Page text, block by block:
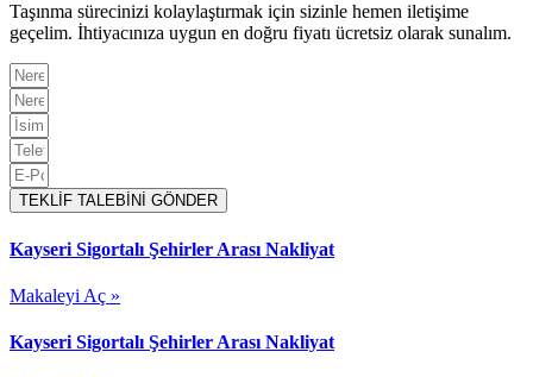
Taşınma sürecinizi kolaylaştırmak için sizinle hemen iletişime
geçelim. İhtiyacınıza uygun en doğru fiyatı ücretsiz olarak sunalım.
TEKLİF TALEBİNİ GÖNDER
Kayseri Sigortalı Şehirler Arası Nakliyat
Makaleyi Aç »
Kayseri Sigortalı Şehirler Arası Nakliyat